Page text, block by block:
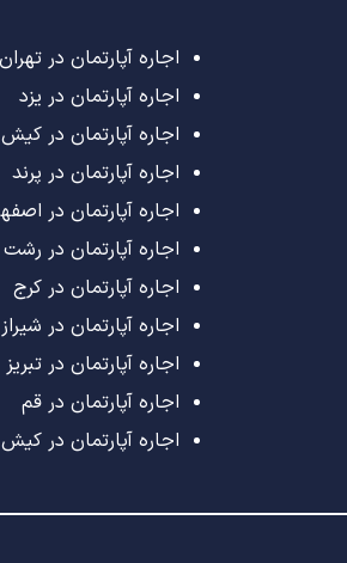
اجاره آپارتمان در تهران
اجاره آپارتمان در یزد
اجاره آپارتمان در کیش
اجاره آپارتمان در پرند
اجاره آپارتمان در
اجاره آپارتمان در رشت
اجاره آپارتمان در کرج
اجاره آپارتمان در شیراز
اجاره آپارتمان در تبریز
اجاره آپارتمان در قم
اجاره آپارتمان در کیش